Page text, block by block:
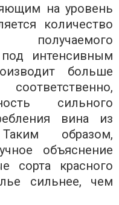
на уровень
количество
получаемого
интенсивным
больше
сильного
вина из
образом,
объяснение
сорта красного
сильнее, чем